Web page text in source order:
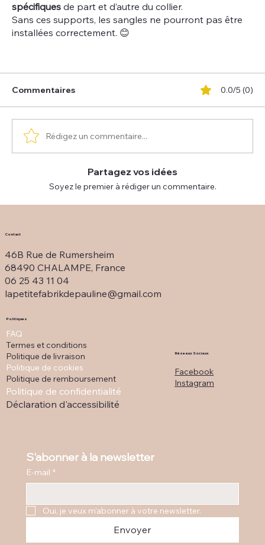
spécifiques de part et d’autre du collier.
Sans ces supports, les sangles ne pourront pas être
installées correctement. 😊
Commentaires 0.0/5 (0)
Rédigez un commentaire...
Partagez vos idées
Soyez le premier à rédiger un commentaire.
Contact
46B Rue de Rumersheim
68490 CHALAMPE, France
06 25 43 11 04
lapetitefabrikdepauline@gmail.com
Politiques
FAQ
Termes et conditions
Politique de livraison
Politique de cookies
Politique de remboursement
Politique de confidentialité
Déclaration d'accessibilité
Réseaux Sociaux
Facebook
Instagram
S'abonner à la newsletter
E-mail *
Oui, je veux m'abonner à votre newsletter.
Envoyer